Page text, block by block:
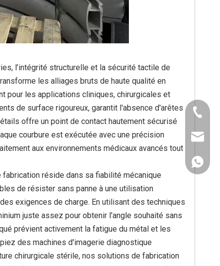
l’intégrité structurelle et la sécurité tactile de
les alliages bruts de haute qualité en
pour les applications cliniques, chirurgicales et
de surface rigoureux, garantit l'absence d'arêtes
offre un point de contact hautement sécurisé
courbure est exécutée avec une précision
aux environnements médicaux avancés tout
réside dans sa fiabilité mécanique
de résister sans panne à une utilisation
exigences de charge. En utilisant des techniques
juste assez pour obtenir l'angle souhaité sans
prévient activement la fatigue du métal et les
des machines d'imagerie diagnostique
chirurgicale stérile, nos solutions de fabrication
+86 -
+ 86